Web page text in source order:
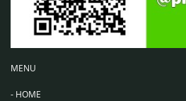
MENU
- HOME